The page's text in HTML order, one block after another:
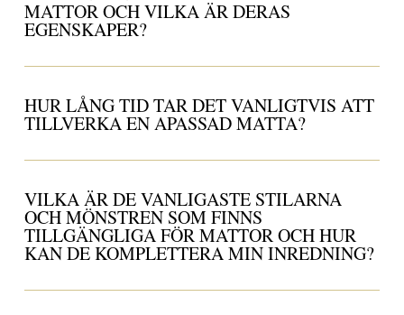
MATTOR OCH VILKA ÄR DERAS
EGENSKAPER?
HUR LÅNG TID TAR DET VANLIGTVIS ATT
TILLVERKA EN APASSAD MATTA?
VILKA ÄR DE VANLIGASTE STILARNA
OCH MÖNSTREN SOM FINNS
TILLGÄNGLIGA FÖR MATTOR OCH HUR
KAN DE KOMPLETTERA MIN INREDNING?